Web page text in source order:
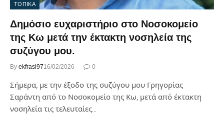
ΤΟΠΙΚΑ
Δημόσιο ευχαριστήριο στο Νοσοκομείο
της Κω μετά την έκτακτη νοσηλεία της
συζύγου μου.
By ekfrasi9716/02/2026 0
Σήμερα, με την έξοδο της συζύγου μου Γρηγορίας
Σαράντη από το Νοσοκομείο της Κω, μετά από έκτακτη
νοσηλεία τις τελευταίες…